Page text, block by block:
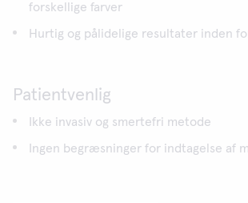
forskellige farver
Hurtig og pålidelige resultater inden
Patientvenlig
Ikke invasiv og smertefri metode
Ingen begræsninger for indtagelse af